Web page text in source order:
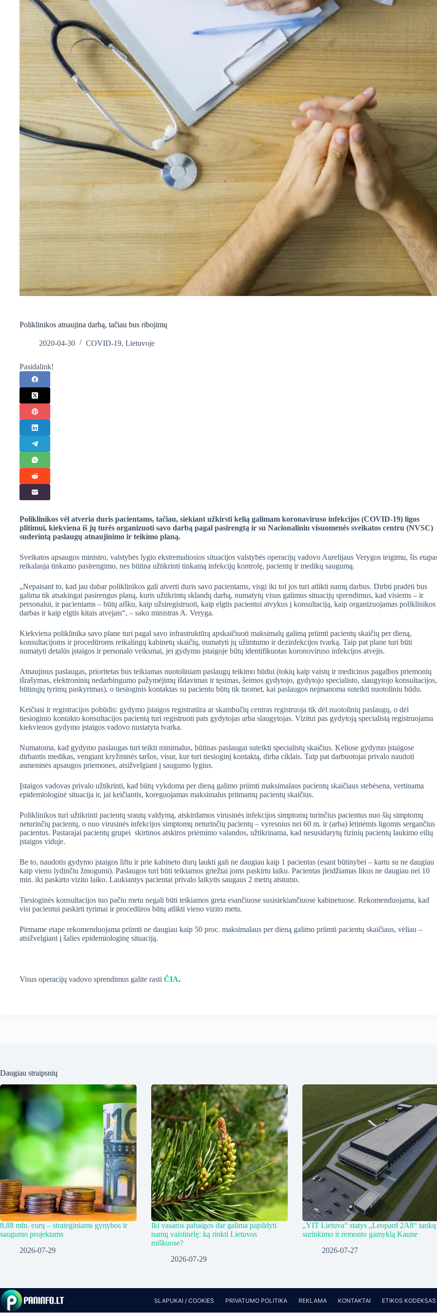
Poliklinikos atnaujina darbą, tačiau bus ribojimų
2020-04-30 COVID-19, Lietuvoje
Pasidalink!
Poliklinikos vėl atveria duris pacientams, tačiau, siekiant užkirsti kelią galimam koronaviruso infekcijos (COVID-19) ligos
plitimui, kiekviena iš jų turės organizuoti savo darbą pagal pasirengtą ir su Nacionaliniu visuomenės sveikatos centru (NVSC)
suderintą paslaugų atnaujinimo ir teikimo planą.
Sveikatos apsaugos ministro, valstybės lygio ekstremaliosios situacijos valstybės operacijų vadovo Aurelijaus Verygos teigimu, šis
reikalauja tinkamo pasirengimo, nes būtina užtikrinti tinkamą infekcijų kontrolę, pacientų ir medikų saugumą.
„Nepaisant to, kad jau dabar poliklinikos gali atverti duris savo pacientams, visgi iki tol jos turi atlikti namų darbus. Dirbti pradėti bus
galima tik atsakingai pasirengus planą, kuris užtikrintų sklandų darbą, numatytų visus galimus situacijų sprendimus, kad visiems – ir
personalui, ir pacientams – būtų aišku, kaip užsiregistruoti, kaip elgtis pacientui atvykus į konsultaciją, kaip organizuojamas poliklinikos
darbas ir kaip elgtis kitais atvejais“, – sako ministras A. Veryga.
Kiekviena poliklinika savo plane turi pagal savo infrastruktūrą apskaičiuoti maksimalų galimą priimti pacientų skaičių per dieną,
konsultacijoms ir procedūroms reikalingų kabinetų skaičių, numatyti jų užimtumo ir dezinfekcijos tvarką. Taip pat plane turi būti
numatyti detalūs įstaigos ir personalo veiksmai, jei gydymo įstaigoje būtų identifikuotas koronoviruso infekcijos atvejis.
Atnaujinus paslaugas, prioritetas bus teikiamas nuotoliniam paslaugų teikimo būdui (tokių kaip vaistų ir medicinos pagalbos priemonių
išrašymas, elektroninių nedarbingumo pažymėjimų išdavimas ir tęsimas, šeimos gydytojo, gydytojo specialisto, slaugytojo konsultacijos,
būtinųjų tyrimų paskyrimas), o tiesioginis kontaktas su pacientu būtų tik tuomet, kai paslaugos neįmanoma suteikti nuotoliniu būdu.
Keičiasi ir registracijos pobūdis: gydymo įstaigos registratūra ar skambučių centras registruoja tik dėl nuotolinių paslaugų, o dėl
tiesioginio kontakto konsultacijos pacientą turi registruoti pats gydytojas arba slaugytojas. Vizitui pas gydytoją specialistą registruojama
kiekvienos gydymo įstaigos vadovo nustatyta tvarka.
Numatoma, kad gydymo paslaugas turi teikti minimalus, būtinas paslaugai suteikti specialistų skaičius. Keliose gydymo įstaigose
dirbantis medikas, vengiant kryžminės taršos, visur, kur turi tiesioginį kontaktą, dirba ciklais. Taip pat darbuotojai privalo naudoti
asmeninės apsaugos priemones, atsižvelgiant į saugumo lygius.
Įstaigos vadovas privalo užtikrinti, kad būtų vykdoma per dieną galimo priimti maksimalaus pacientų skaičiaus stebėsena, vertinama
epidemiologinė situacija ir, jai keičiantis, koreguojamas maksimalus priimamų pacientų skaičius.
Poliklinikos turi užtikrinti pacientų srautų valdymą, atskirdamos virusinės infekcijos simptomų turinčius pacientus nuo šių simptomų
neturinčių pacientų, o nuo virusinės infekcijos simptomų neturinčių pacientų – vyresnius nei 60 m. ir (arba) lėtinėmis ligomis sergančius
pacientus. Pastarajai pacientų grupei skirtinos atskiros priėmimo valandos, užtikrinama, kad nesusidarytų fizinių pacientų laukimo eilių
įstaigos viduje.
Be to, naudotis gydymo įstaigos liftu ir prie kabineto durų laukti gali ne daugiau kaip 1 pacientas (esant būtinybei – kartu su ne daugiau
kaip vienu lydinčiu žmogumi). Paslaugos turi būti teikiamos griežtai joms paskirtu laiku. Pacientas įleidžiamas likus ne daugiau nei 10
min. iki paskirto vizito laiko. Laukiantys pacientai privalo laikytis saugaus 2 metrų atstumo.
Tiesioginės konsultacijos tuo pačiu metu negali būti teikiamos greta esančiuose susisiekiančiuose kabinetuose. Rekomenduojama, kad
visi pacientui paskirti tyrimai ir procedūros būtų atlikti vieno vizito metu.
Pirmame etape rekomenduojama priimti ne daugiau kaip 50 proc. maksimalaus per dieną galimo priimti pacientų skaičiaus, vėliau –
atsižvelgiant į šalies epidemiologinę situaciją.
Visus operacijų vadovo sprendimus galite rasti ČIA.
Daugiau straipsnių
8,88 mln. eurų – strateginiams gynybos ir
saugumo projektams
2026-07-29
Iki vasaros pabaigos dar galima papildyti
namų vaistinėlę: ką rinkti Lietuvos
miškuose?
2026-07-29
„YIT Lietuva“ statys „Leopard 2A8“ tankų
surinkimo ir remonto gamyklą Kaune
2026-07-27
SLAPUKAI / COOKIES PRIVATUMO POLITIKA REKLAMA KONTAKTAI ETIKOS KODEKSAS